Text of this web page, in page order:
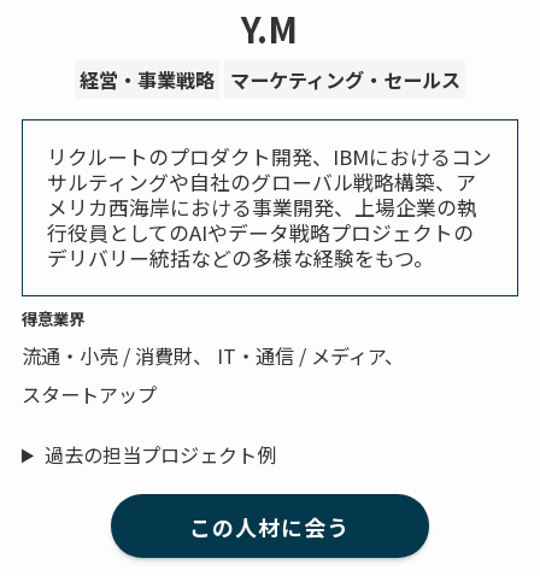
Y.M
経営・事業戦略 マーケティング・セールス
リクルートのプロダクト開発、IBMにおけるコン
サルティングや自社のグローバル戦略構築、ア
メリカ西海岸における事業開発、上場企業の執
行役員としてのAIやデータ戦略プロジェクトの
デリバリー統括などの多様な経験をもつ。
得意業界
流通・小売 / 消費財、 IT・通信 / メディア、
スタートアップ
過去の担当プロジェクト例
この人材に会う